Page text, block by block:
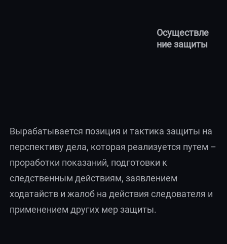
Осуществле
ние защиты
Вырабатывается позиция и тактика защиты на
перспективу дела, которая реализуется путем –
проработки показаний, подготовки к
следственным действиям, заявлением
ходатайств и жалоб на действия следователя и
применением других мер защиты.